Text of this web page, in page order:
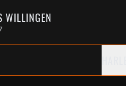
WILLINGEN